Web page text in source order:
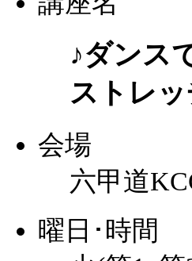
♪ダンス
ストレ
会場
六甲道
曜日･時間